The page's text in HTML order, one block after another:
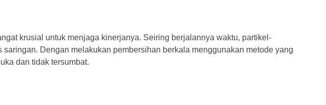
krusial untuk menjaga kinerjanya. Seiring berjalannya waktu, partikel-
Dengan melakukan pembersihan berkala menggunakan metode yang
dan tidak tersumbat.